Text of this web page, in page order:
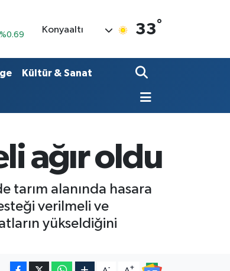
Konyaaltı 33°
Kültür & Sanat
ağır oldu
tarım alanında hasara
verilmeli ve
yükseldiğini
- +